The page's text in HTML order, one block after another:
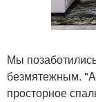
Мы
безмятежным.
просторное